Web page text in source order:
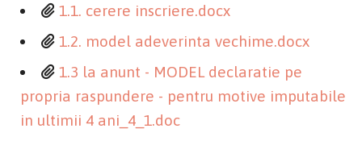
1.1. cerere inscriere.docx
1.2. model adeverinta vechime.docx
1.3 la anunt - MODEL declaratie pe
propria raspundere - pentru motive imputabile
in ultimii 4 ani_4_1.doc